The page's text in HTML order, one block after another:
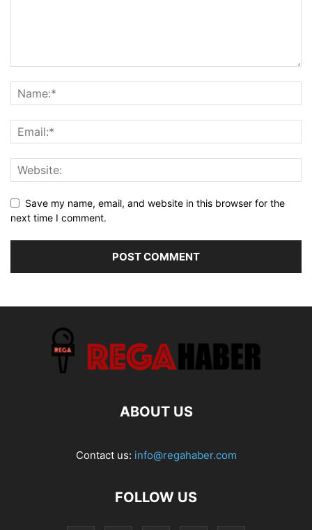
Save my name, email, and website in this browser for the
next time I comment.
ABOUT US
Contact us: info@regahaber.com
FOLLOW US